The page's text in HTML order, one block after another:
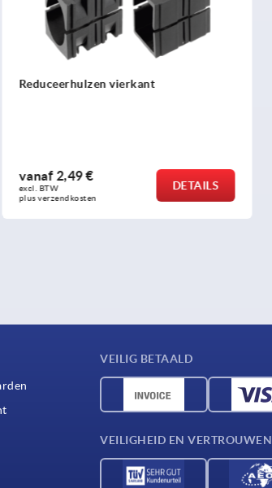
Reduceerhulzen rond
vanaf0,93 €
excl. BTW
plus verzendkosten
DETAILS
VEILIG BETAALD
VEILIGHEID EN VERTROUWEN